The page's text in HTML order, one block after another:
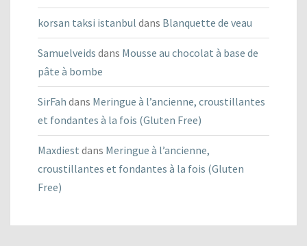
korsan taksi istanbul dans Blanquette de veau
Samuelveids dans Mousse au chocolat à base de
pâte à bombe
SirFah dans Meringue à l’ancienne, croustillantes
et fondantes à la fois (Gluten Free)
Maxdiest dans Meringue à l’ancienne,
croustillantes et fondantes à la fois (Gluten
Free)